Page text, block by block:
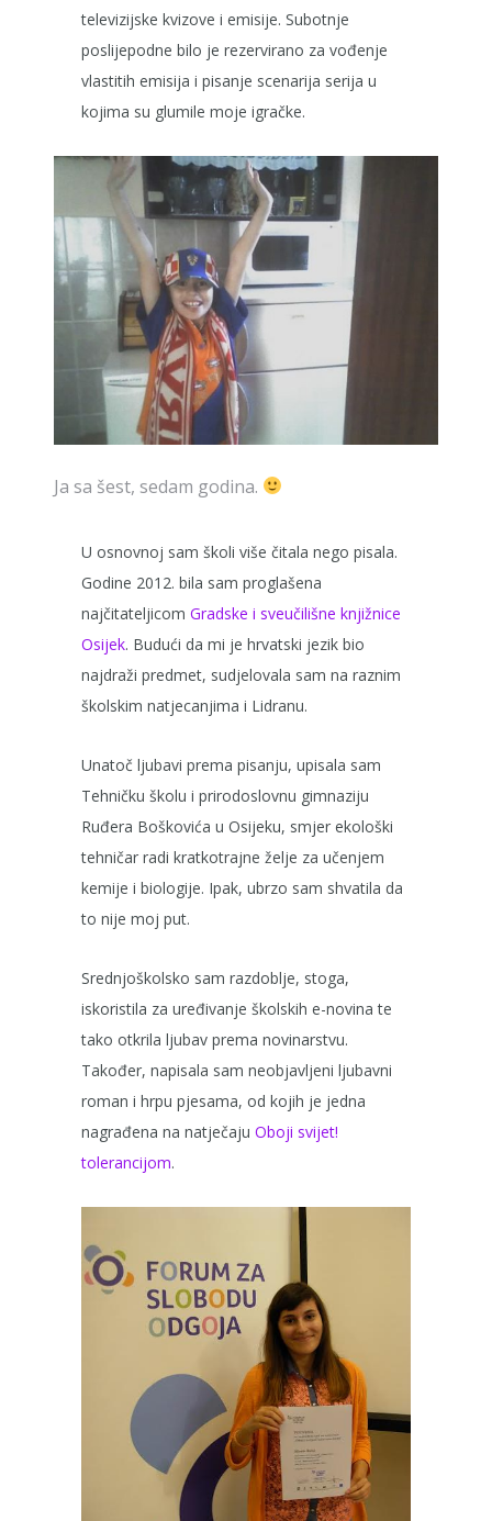
televizijske kvizove i emisije. Subotnje
poslijepodne bilo je rezervirano za vođenje
vlastitih emisija i pisanje scenarija serija u
kojima su glumile moje igračke.
Ja sa šest, sedam godina.
U osnovnoj sam školi više čitala nego pisala.
Godine 2012. bila sam proglašena
najčitateljicom Gradske i sveučilišne knjižnice
Osijek. Budući da mi je hrvatski jezik bio
najdraži predmet, sudjelovala sam na raznim
školskim natjecanjima i Lidranu.
Unatoč ljubavi prema pisanju, upisala sam
Tehničku školu i prirodoslovnu gimnaziju
Ruđera Boškovića u Osijeku, smjer ekološki
tehničar radi kratkotrajne želje za učenjem
kemije i biologije. Ipak, ubrzo sam shvatila da
to nije moj put.
Srednjoškolsko sam razdoblje, stoga,
iskoristila za uređivanje školskih e-novina te
tako otkrila ljubav prema novinarstvu.
Također, napisala sam neobjavljeni ljubavni
roman i hrpu pjesama, od kojih je jedna
nagrađena na natječaju Oboji svijet!
tolerancijom.